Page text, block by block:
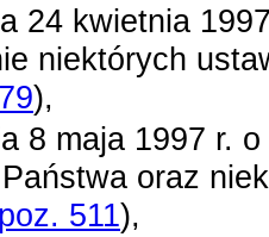
24 kwietnia
niektórych
),
8 maja 1997 r.
oraz
511),